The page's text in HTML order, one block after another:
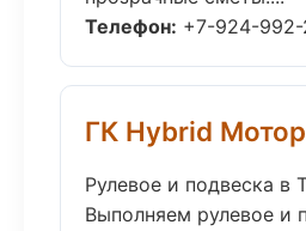
Телефон: +7-924-992-
ГК Hybrid
Рулевое и подвеска в
Выполняем рулевое и